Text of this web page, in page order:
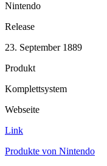
Nintendo
Release
23. September 1889
Produkt
Komplettsystem
Webseite
Link
Produkte von Nintendo